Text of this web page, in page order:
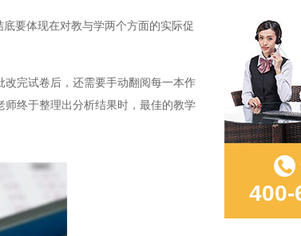
要体现在对教与学两个方面的实际促
完试卷后，还需要手动翻阅每一本作
终于整理出分析结果时，最佳的教学
400-